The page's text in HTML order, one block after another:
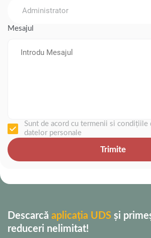
Mesajul
Sunt de acord cu termenii si condițiile
datelor personale
Trimite
Descarcă aplicația UDS și
reduceri nelimitat!